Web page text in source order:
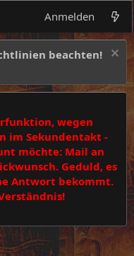
Anmelden
beachten!
wegen
im Sekundentakt -
möchte: Mail an
Geduld, es
Antwort bekommt.